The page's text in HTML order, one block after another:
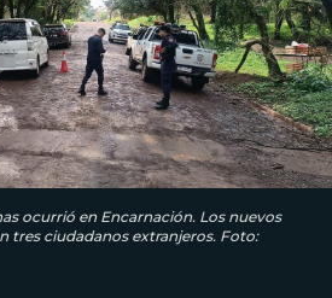
ocurrió en Encarnación. Los nuevos
tres ciudadanos extranjeros. Foto: